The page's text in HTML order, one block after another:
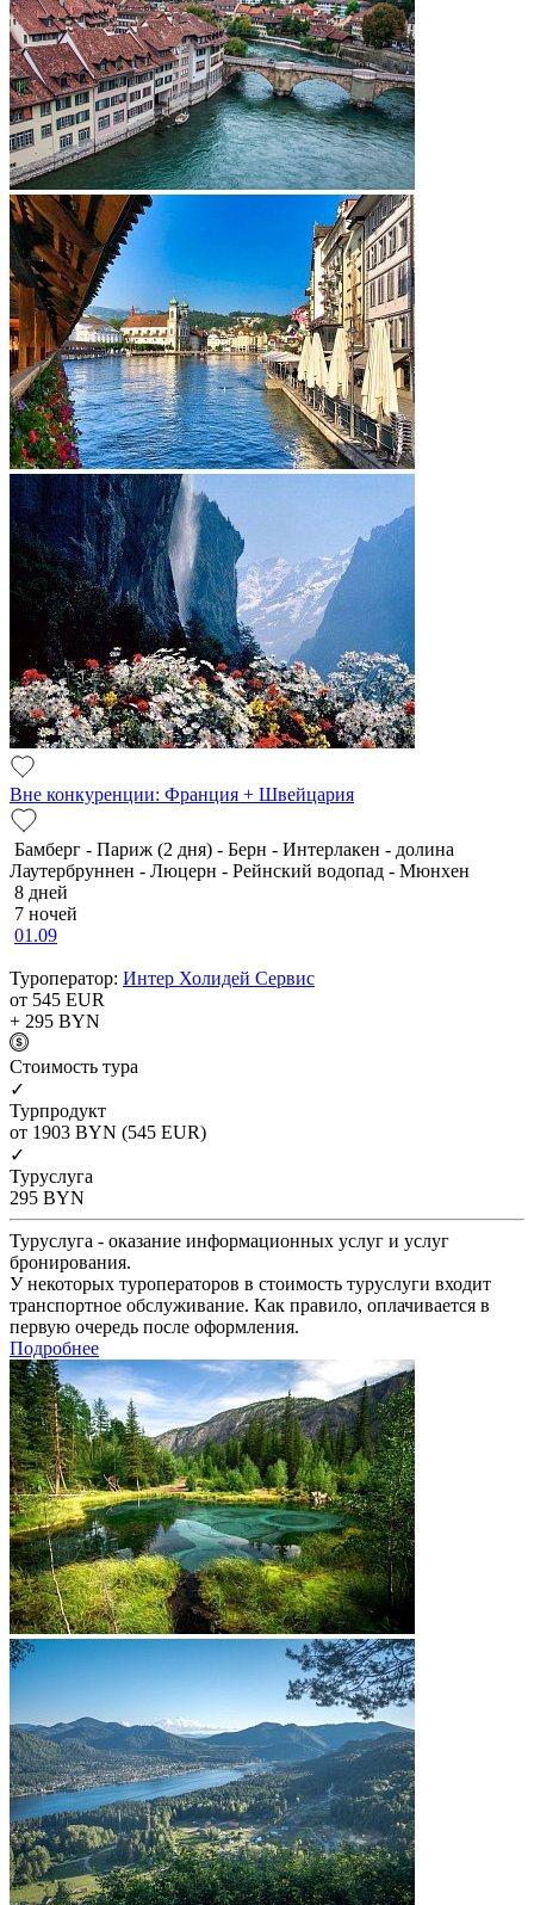
Вне конкуренции: Франция + Швейцария
Бамберг - Париж (2 дня) - Берн - Интерлакен - долина
Лаутербруннен - Люцерн - Рейнский водопад - Мюнхен
8 дней
7 ночей
01.09
Туроператор: Интер Холидей Сервис
от 545 EUR
+ 295 BYN
Cтоимость тура
✓
Турпродукт
от 1903 BYN (545 EUR)
✓
Туруслуга
295 BYN
Туруслуга - оказание информационных услуг и услуг
бронирования.
У некоторых туроператоров в стоимость туруслуги входит
транспортное обслуживание. Как правило, оплачивается в
первую очередь после оформления.
Подробнее